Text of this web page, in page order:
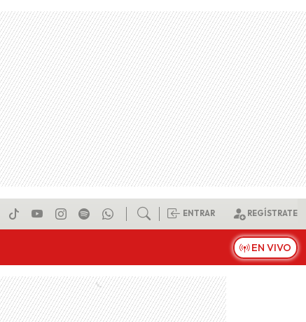
ENTRAR REGÍSTRATE
EN VIVO